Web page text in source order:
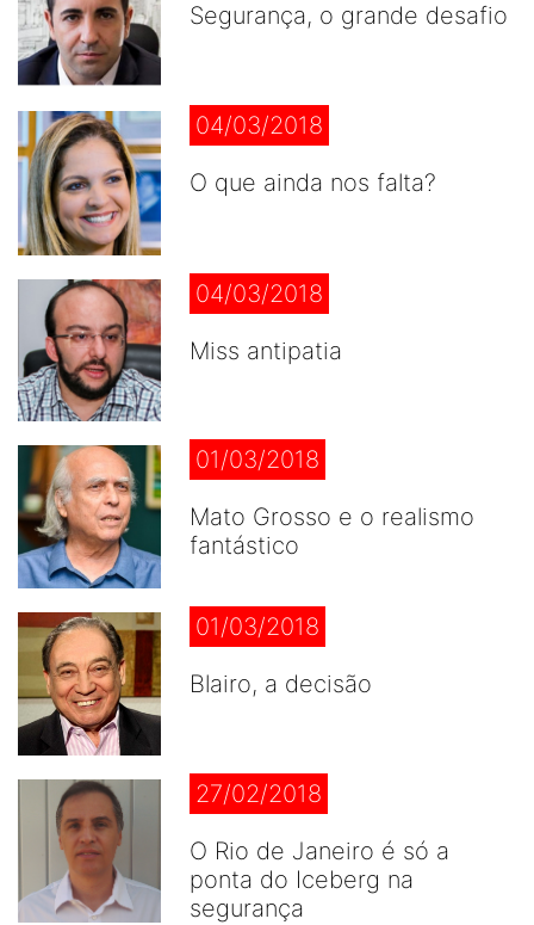
Segurança, o grande desafio
04/03/2018
O que ainda nos falta?
04/03/2018
Miss antipatia
01/03/2018
Mato Grosso e o realismo
fantástico
01/03/2018
Blairo, a decisão
27/02/2018
O Rio de Janeiro é só a
ponta do Iceberg na
segurança